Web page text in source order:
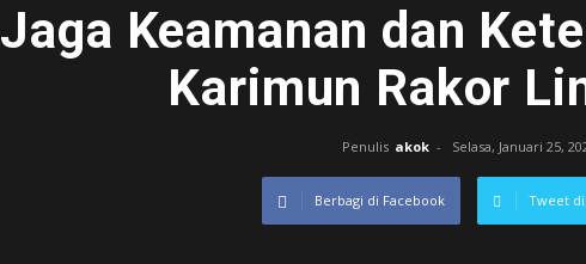
Jaga Keamanan dan
Karimun Rakor
Penulis akok - Selasa, Januari 25,
Berbagi di Facebook Tweet